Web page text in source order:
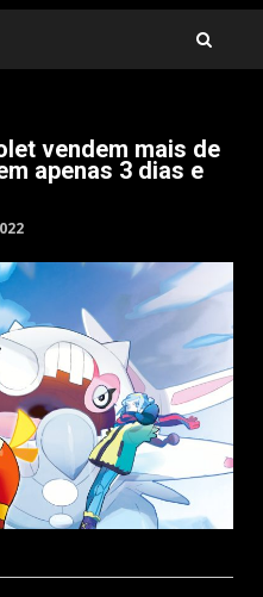
vendem mais de
apenas 3 dias e